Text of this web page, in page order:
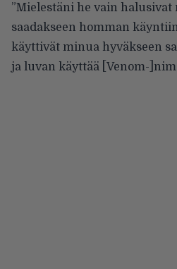
”Mielestäni he vain
saadakseen homman
käyttivät minua hyväkseen
ja luvan käyttää [Venom-